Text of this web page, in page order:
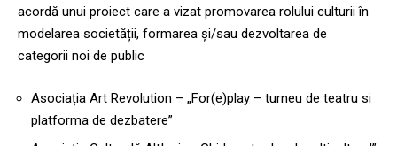
acordă unui proiect care a vizat promovarea rolului culturii în
modelarea societății, formarea și/sau dezvoltarea de
categorii noi de public
Asociația Art Revolution – „For(e)play – turneu de teatru si
platforma de dezbatere”